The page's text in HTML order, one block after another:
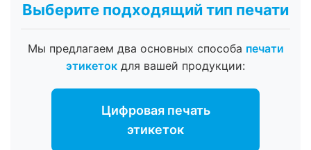
Выберите подходящий тип печати
Мы предлагаем два основных способа печати
этикеток для вашей продукции:
Цифровая печать
этикеток